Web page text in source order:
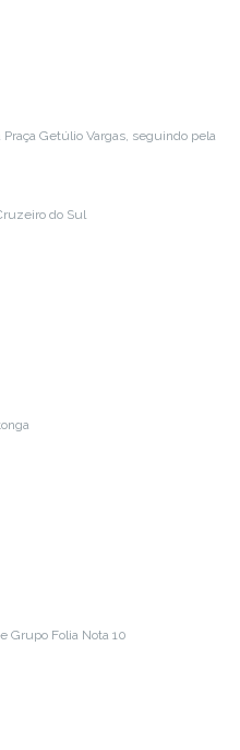
Getúlio Vargas, seguindo pela
do Sul
Grupo Folia Nota 10